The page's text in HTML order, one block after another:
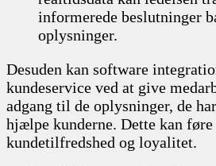
informerede beslutninger
oplysninger.
Desuden kan software
kundeservice ved at give
adgang til de oplysninger, de
hjælpe kunderne. Dette kan
kundetilfredshed og loyalitet.